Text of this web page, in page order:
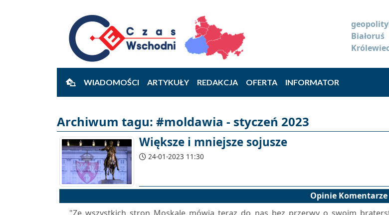
WIADOMOŚCI ARTYKUŁY REDAKCJA OFERTA INFORMATOR
Archiwum tagu: #moldawia - styczeń 2023
Większe i mniejsze sojusze
24-01-2023 11:30
Opinie